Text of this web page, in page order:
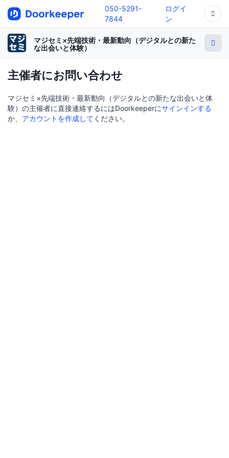
050-5291-
7844
ログイ
ン
マジセミ×先端技術・最新動向（デジタルとの新た
な出会いと体験）
主催者にお問い合わせ
マジセミ×先端技術・最新動向（デジタルとの新たな出会いと体
験）の主催者に直接連絡するにはDoorkeeperにサインインする
か、 アカウントを作成して ください。